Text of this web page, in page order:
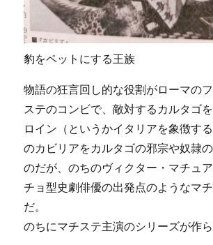
豹をペットにする王族
物語の狂言回し的な役割がローマの
ステのコンビで、敵対するカルタゴ
ロイン（というかイタリアを象徴する
のカビリアをカルタゴの邪宗や奴隷
のだが、のちのヴィクター・マチュ
チョ型史劇俳優の出発点のようなマ
だ。
のちにマチステ主演のシリーズが作ら